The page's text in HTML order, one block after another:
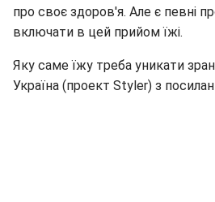
про своє здоров'я. Але є певні
включати в цей прийом їжі.
Яку саме їжу треба уникати
Україна (проект Styler) з